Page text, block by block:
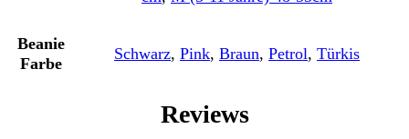
Beanie
Farbe
Schwarz, Pink, Braun, Petrol, Türkis
Reviews